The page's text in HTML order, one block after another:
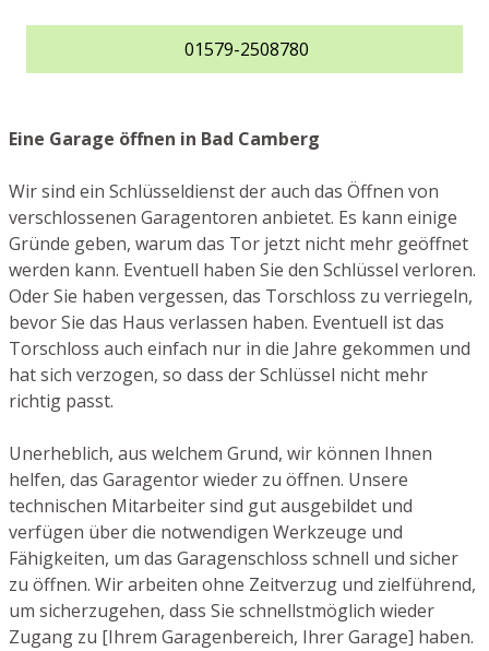
01579-2508780
Eine Garage öffnen in Bad Camberg
Wir sind ein Schlüsseldienst der auch das Öffnen von
verschlossenen Garagentoren anbietet. Es kann einige
Gründe geben, warum das Tor jetzt nicht mehr geöffnet
werden kann. Eventuell haben Sie den Schlüssel verloren.
Oder Sie haben vergessen, das Torschloss zu verriegeln,
bevor Sie das Haus verlassen haben. Eventuell ist das
Torschloss auch einfach nur in die Jahre gekommen und
hat sich verzogen, so dass der Schlüssel nicht mehr
richtig passt.
Unerheblich, aus welchem Grund, wir können Ihnen
helfen, das Garagentor wieder zu öffnen. Unsere
technischen Mitarbeiter sind gut ausgebildet und
verfügen über die notwendigen Werkzeuge und
Fähigkeiten, um das Garagenschloss schnell und sicher
zu öffnen. Wir arbeiten ohne Zeitverzug und zielführend,
um sicherzugehen, dass Sie schnellstmöglich wieder
Zugang zu [Ihrem Garagenbereich, Ihrer Garage] haben.